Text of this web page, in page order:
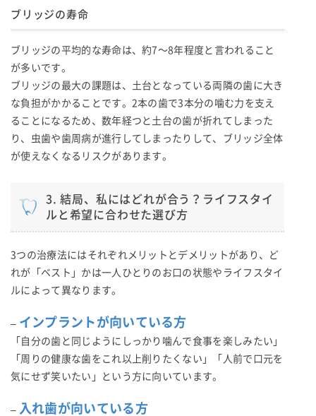
ブリッジの寿命
ブリッジの平均的な寿命は、約7〜8年程度と言われること
が多いです。
ブリッジの最大の課題は、土台となっている両隣の歯に大き
な負担がかかることです。2本の歯で3本分の噛む力を支え
ることになるため、数年経つと土台の歯が折れてしまった
り、虫歯や歯周病が進行してしまったりして、ブリッジ全体
が使えなくなるリスクがあります。
3. 結局、私にはどれが合う？ライフスタイ
ルと希望に合わせた選び方
3つの治療法にはそれぞれメリットとデメリットがあり、ど
れが「ベスト」かは一人ひとりのお口の状態やライフスタイ
ルによって異なります。
– インプラントが向いている方
「自分の歯と同じようにしっかり噛んで食事を楽しみたい」
「周りの健康な歯をこれ以上削りたくない」「人前で口元を
気にせず笑いたい」という方に向いています。
– 入れ歯が向いている方